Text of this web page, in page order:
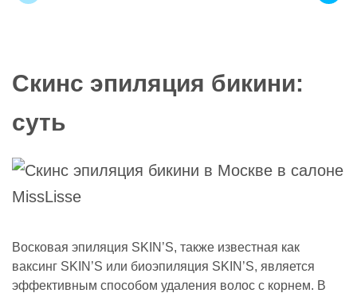
Скинс эпиляция бикини:
суть
Восковая эпиляция SKIN’S, также известная как
ваксинг SKIN’S или биоэпиляция SKIN’S, является
эффективным способом удаления волос с корнем. В